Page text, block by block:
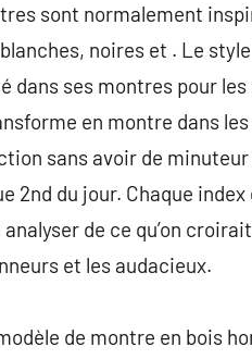
sont normalement
noires et . Le
dans ses montres pour
en montre dans
sans avoir de
2nd du jour. Chaque
de ce qu’on
et les audacieux.
de montre en bois